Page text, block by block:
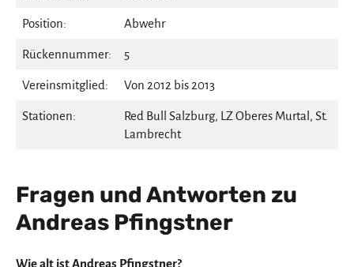
Position: Abwehr
Rückennummer: 5
Vereinsmitglied: Von 2012 bis 2013
Stationen:
Red Bull Salzburg, LZ Oberes Murtal, St.
Lambrecht
Fragen und Antworten zu
Andreas Pfingstner
Wie alt ist Andreas Pfingstner?